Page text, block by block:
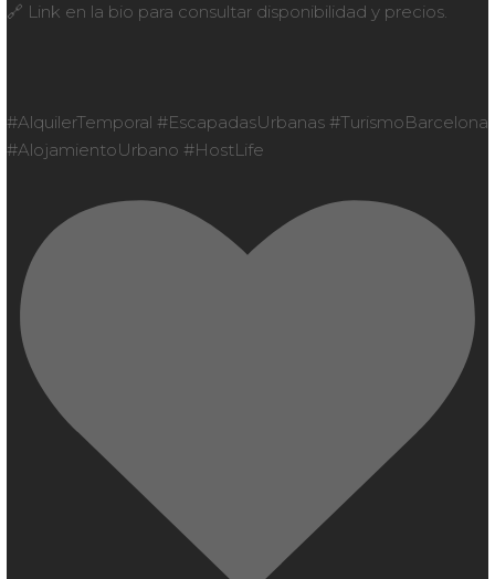
🔗 Link en la bio para consultar disponibilidad y precios.
#AlquilerTemporal #EscapadasUrbanas #TurismoBarcelona
#AlojamientoUrbano #HostLife